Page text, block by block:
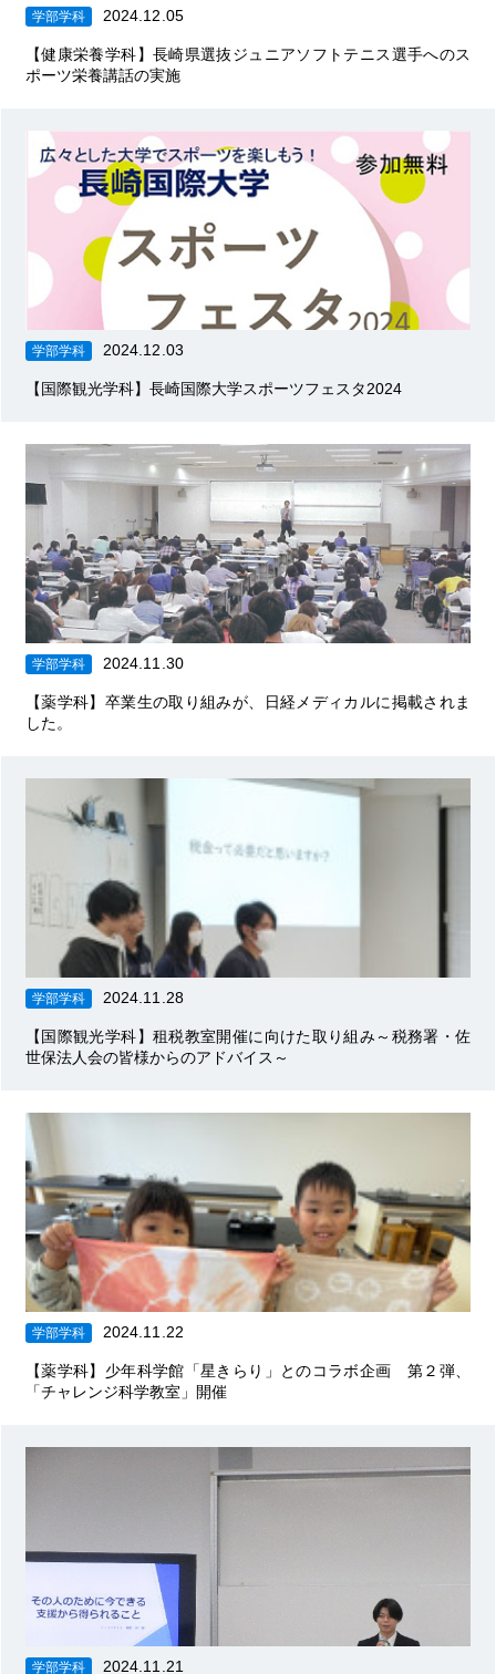
学部学科 2024.12.05
【健康栄養学科】長崎県選抜ジュニアソフトテニス選手へのス
ポーツ栄養講話の実施
学部学科 2024.12.03
【国際観光学科】長崎国際大学スポーツフェスタ2024
学部学科 2024.11.30
【薬学科】卒業生の取り組みが、日経メディカルに掲載されま
した。
学部学科 2024.11.28
【国際観光学科】租税教室開催に向けた取り組み～税務署・佐
世保法人会の皆様からのアドバイス～
学部学科 2024.11.22
【薬学科】少年科学館「星きらり」とのコラボ企画 第２弾、
「チャレンジ科学教室」開催
学部学科 2024.11.21